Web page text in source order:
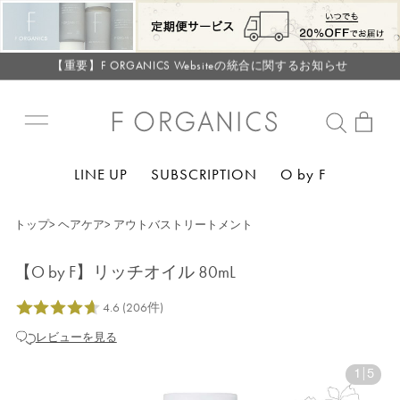
LINE お友達登録で500円クーポン プレゼント
【重要】F ORGANICS Websiteの統合に関するお知らせ
【重要】お盆期間中のお問い合わせと商品配送に関しまして
LINE お友達登録で500円クーポン プレゼント
【重要】お盆期間中のお問い合わせと商品配送に関しまして
毎月お得にポイントが貯まる！ “月のポイントアップデー”
LINE UP SUBSCRIPTION O by F
トップ> ヘアケア> アウトバストリートメント
【O by F】リッチオイル 80mL
レビューを見る
1 5